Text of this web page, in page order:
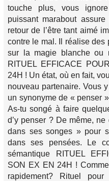
touche plus, vous
puissant marabout
retour de l’être tant aimé
contre le mal. Il réalise des
sur la magie blanche ou
RITUEL EFFICACE
24H ! Un état, où en fait,
nouveau partenaire. Vous
un synonyme de « penser
As-tu songé à faire
d’y penser ? De même,
dans ses songes » pour
dans ses pensées. Le
sémantique RITUEL
SON EX EN 24H !
rapidement? Rituel